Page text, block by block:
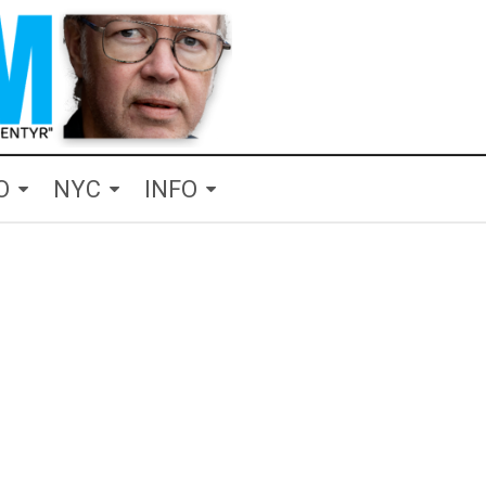
NYC INFO